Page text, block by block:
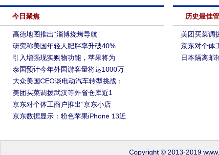
今日聚焦
高德地图推出“淄博烧烤导航”
研究称美国年轻人肥胖率升破40%
引入增强现实购物功能，苹果将为
泰国预计今年外国游客量将达1000万
大众美国CEO谈电动汽车转型挑战：
美团买菜调拨武汉等外省仓库近1
京东对个体工商户推出“京东小店
京东数据显示：粉色苹果iPhone 13近
历史最佳
美团买菜调
京东对个体
日本隔离邮
Copyright © 2013-2019